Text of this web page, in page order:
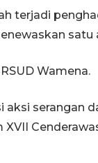
terjadi
satu
Wamena.
serangan